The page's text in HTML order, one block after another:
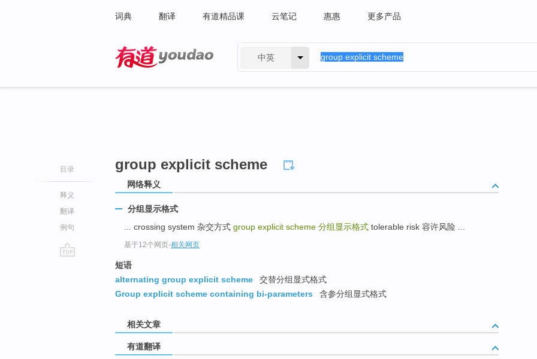
词典 翻译 有道精品课 云笔记 惠惠 更多产品
中英
目录
释义
翻译
例句
group explicit scheme
网络释义
分组显示格式
... crossing system 杂交方式 group explicit scheme 分组显示格式 tolerable risk 容许风险 ...
基于12个网页-相关网页
短语
alternating group explicit scheme
交替分组显式格式
Group explicit scheme containing bi-parameters
含参分组显式格式
相关文章
有道翻译